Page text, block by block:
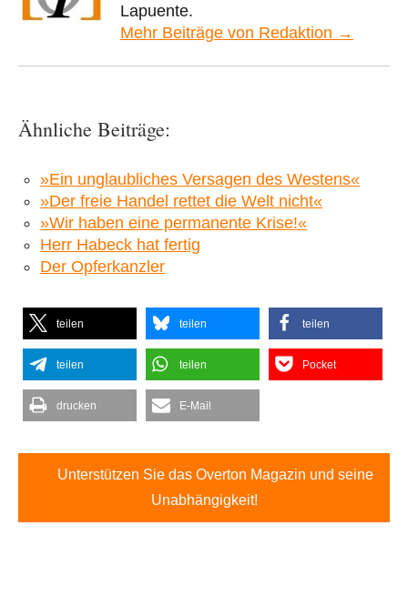
Lapuente.
Mehr Beiträge von Redaktion →
Ähnliche Beiträge:
»Ein unglaubliches Versagen des Westens«
»Der freie Handel rettet die Welt nicht«
»Wir haben eine permanente Krise!«
Herr Habeck hat fertig
Der Opferkanzler
teilen teilen teilen
teilen teilen Pocket
drucken E-Mail
Unterstützen Sie das Overton Magazin und seine
Unabhängigkeit!